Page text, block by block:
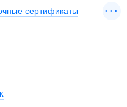
сертификаты ...